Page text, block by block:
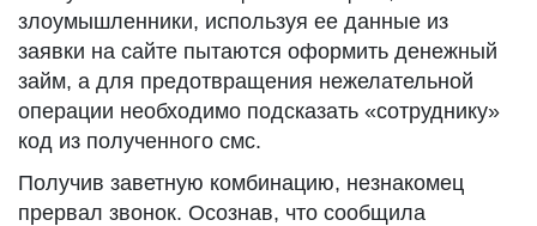
злоумышленники, используя ее данные из
заявки на сайте пытаются оформить денежный
займ, а для предотвращения нежелательной
операции необходимо подсказать «сотруднику»
код из полученного смс.
Получив заветную комбинацию, незнакомец
прервал звонок. Осознав, что сообщила